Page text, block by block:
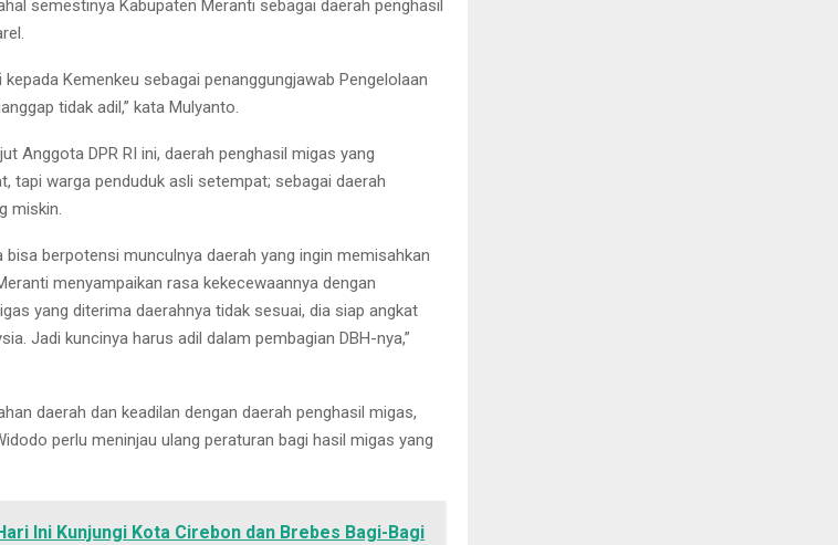
semestinya Kabupaten Meranti sebagai daerah penghasil
Kemenkeu sebagai penanggungjawab Pengelolaan
tidak adil,” kata Mulyanto.
Anggota DPR RI ini, daerah penghasil migas yang
tapi warga penduduk asli setempat; sebagai daerah
miskin.
bisa berpotensi munculnya daerah yang ingin memisahkan
menyampaikan rasa kekecewaannya dengan
yang diterima daerahnya tidak sesuai, dia siap angkat
Jadi kuncinya harus adil dalam pembagian DBH-nya,”
daerah dan keadilan dengan daerah penghasil migas,
perlu meninjau ulang peraturan bagi hasil migas yang
Ini Kunjungi Kota Cirebon dan Brebes Bagi-Bagi